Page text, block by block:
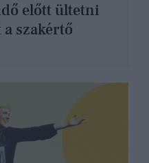
előtt ültetni
szakértő